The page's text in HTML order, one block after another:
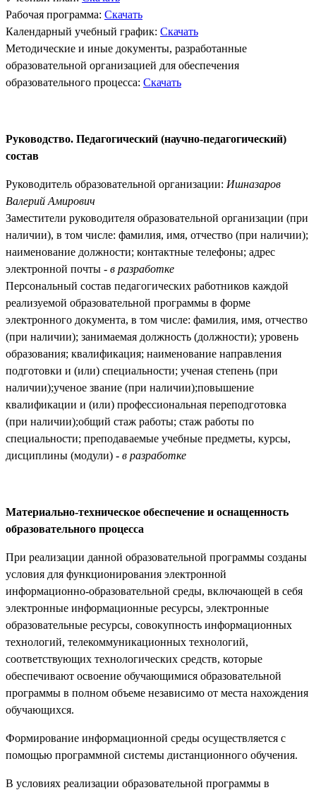
Рабочая программа: Скачать
Календарный учебный график: Скачать
Методические и иные документы, разработанные
образовательной организацией для обеспечения
образовательного процесса: Скачать
Руководство. Педагогический (научно-педагогический)
состав
Руководитель образовательной организации: Ишназаров
Валерий Амирович
Заместители руководителя образовательной организации (при
наличии), в том числе: фамилия, имя, отчество (при наличии);
наименование должности; контактные телефоны; адрес
электронной почты - в разработке
Персональный состав педагогических работников каждой
реализуемой образовательной программы в форме
электронного документа, в том числе: фамилия, имя, отчество
(при наличии); занимаемая должность (должности); уровень
образования; квалификация; наименование направления
подготовки и (или) специальности; ученая степень (при
наличии);ученое звание (при наличии);повышение
квалификации и (или) профессиональная переподготовка
(при наличии);общий стаж работы; стаж работы по
специальности; преподаваемые учебные предметы, курсы,
дисциплины (модули) - в разработке
Материально-техническое обеспечение и оснащенность
образовательного процесса
При реализации данной образовательной программы созданы
условия для функционирования электронной
информационно-образовательной среды, включающей в себя
электронные информационные ресурсы, электронные
образовательные ресурсы, совокупность информационных
технологий, телекоммуникационных технологий,
соответствующих технологических средств, которые
обеспечивают освоение обучающимися образовательной
программы в полном объеме независимо от места нахождения
обучающихся.
Формирование информационной среды осуществляется с
помощью программной системы дистанционного обучения.
В условиях реализации образовательной программы в